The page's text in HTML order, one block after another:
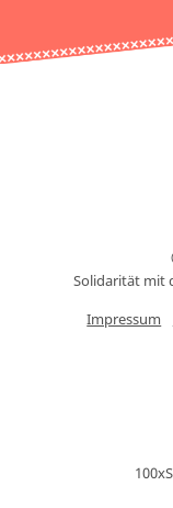
Solidarität mit
Impressum